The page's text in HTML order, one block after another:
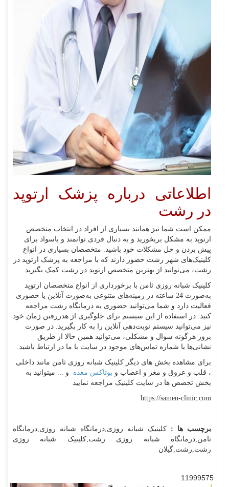
اطلاعاتی درباره پزشک ارتوپد
در رشت
ممکن است شما نیز همانند بسیاری از افراد در انتخاب متخصص
ارتوپد به مشکل بربخورید و به دنبال فردی توانمند و باسواد برای
پیش بردن و حل مشکلات خود باشید. متخصصان بسیاری در انواع
کلینیک‌های شهر رشت حضور دارند که با مراجعه به پزشک ارتوپد در
رشت، می‌توانید از بهترین متخصص ارتوپد در رشت کمک بگیرید.
کلینیک شبانه روزی ثامن با برخورداری از انواع متخصصان ارتوپد
به‌صورت 24 ساعته در زمینه‌های متنوعی به‌صورت آنلاین یا حضوری
فعالیت دارد و شما می‌توانید حضوری به درمانگاه رشت مراجعه
کنید. در استفاده از این سیستم برای جلوگیری از هدررفتن زمان خود
نیز می‌توانید سیستم نوبت‌دهی آنلاین را به کار بگیرید. در صورت
بروز هرگونه سوال و مشکلی، می‌توانید همین حالا از طریق
نشانی‌ها یا شماره تماس‌های موجود در سایت با ما در ارتباط باشید.
برای مشاهده بخش های دیگر کلینیک شبانه روزی ثامن مانند داخلی
، قلب و عروق و مغز و اعصاب و بوتاکس معده و ... میتوانید به
بخش تخصص ها در سایت کلینیک مراجعه نمایید
https://samen-clinic.com
برچسب ها : کلینیک شبانه روزی,درمانگاه شبانه روزی,درمانگاه
ثامن,درمانگاه شبانه روزی رشت,کلینیک شبانه روزی
رشت,رشت,گیلان
11999575